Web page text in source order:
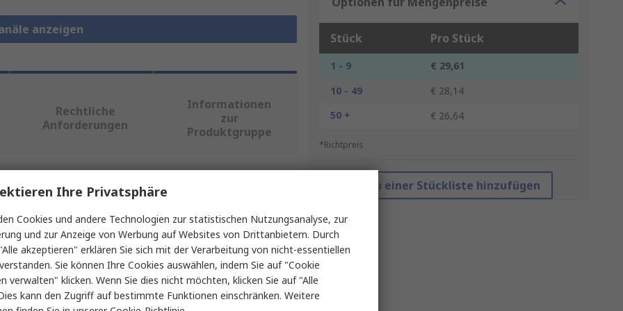
anzeigen
Stück Pro Stück
1 - 9
€ 29,61
10 - 49
€ 28,14
50 +
€ 26,64
*Richtpreis
Zu einer Stückliste hinzufügen
Rechtliche
Anforderungen
Informationen
zur
Produktgruppe
oder mehrere Eigenschaften auswählen.
Wert
Igus
47mm
Ihre Privatsphäre
Cookies und andere Technologien zur statistischen Nutzungsanalyse, zur
und zur Anzeige von Werbung auf Websites von Drittanbietern. Durch
akzeptieren" erklären Sie sich mit der Verarbeitung von nicht-essentiellen
Sie können Ihre Cookies auswählen, indem Sie auf "Cookie
verwalten" klicken. Wenn Sie dies nicht möchten, klicken Sie auf "Alle
kann den Zugriff auf bestimmte Funktionen einschränken. Weitere